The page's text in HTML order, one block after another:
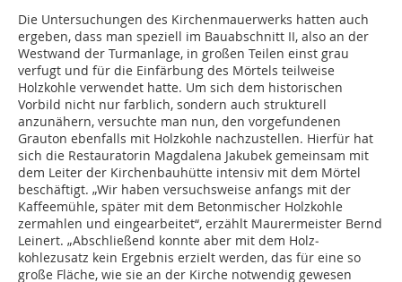
Die Untersuchungen des Kirchenmauerwerks hatten auch
ergeben, dass man speziell im Bauabschnitt II, also an der
Westwand der Turmanlage, in großen Teilen einst grau
verfugt und für die Einfärbung des Mörtels teilweise
Holzkohle verwendet hatte. Um sich dem historischen
Vorbild nicht nur farblich, sondern auch strukturell
anzunähern, versuchte man nun, den vorgefundenen
Grauton ebenfalls mit Holzkohle nachzustellen. Hierfür hat
sich die Restauratorin Magdalena Jakubek gemeinsam mit
dem Leiter der Kirchenbauhütte intensiv mit dem Mörtel
beschäftigt. „Wir haben versuchsweise anfangs mit der
Kaffee­mühle, später mit dem Betonmischer Holzkohle
zermahlen und eingearbeitet“, erzählt Maurermeister Bernd
Leinert. „Abschließend konnte aber mit dem Holz­
kohlezusatz kein Ergebnis erzielt werden, das für eine so
große Fläche, wie sie an der Kirche notwendig gewesen